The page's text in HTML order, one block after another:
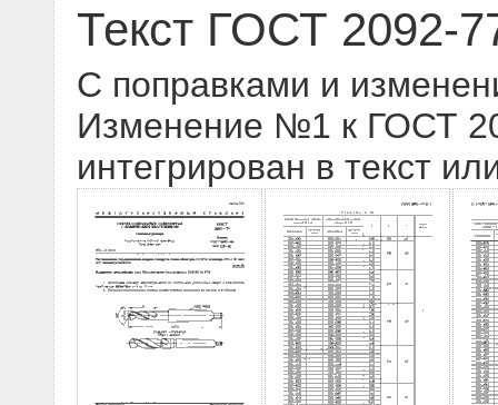
Текст ГОСТ 2092-
С поправками и
Изменение №1 к ГОСТ
интегрирован в текст